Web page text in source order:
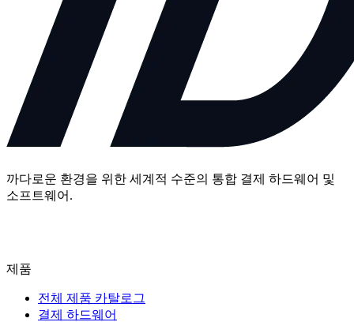
까다로운 환경을 위한 세계적 수준의 통합 결제 하드웨어 및
소프트웨어.
제품
전체 제품 카탈로그
결제 하드웨어